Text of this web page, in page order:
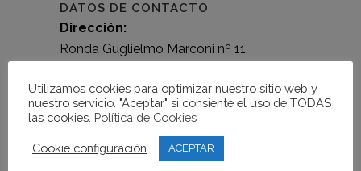
DATOS DE CONTACTO
Dirección:
Ronda Guglielmo Marconi nº 11,
Web: www.grupobertolin.es
NOMBRE/DENOMINACIÓN SOCIAL
DE LA EMPRESA
Utilizamos cookies para optimizar nuestro sitio web y
nuestro servicio. "Aceptar" si consiente el uso de TODAS
las cookies. Política de Cookies
Cookie configuración ACEPTAR